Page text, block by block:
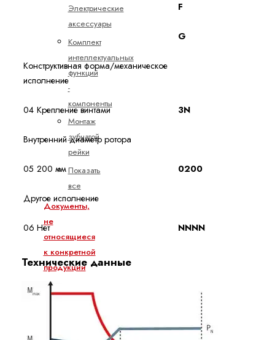
Электрические
аксессуары
Комплект
интеллектуальных
функций
-
компоненты
Монтаж
зубчатой
рейки
Показать
все
Документы,
не
относящиеся
к конкретной
продукции
включении
F​
G
Конструктивная форма/механическое
исполнение
04 Крепление винтами 3N
Внутренний диаметр ротора
05 200 мм 0200
Другое исполнение
06 Нет NNNN
Технические данные